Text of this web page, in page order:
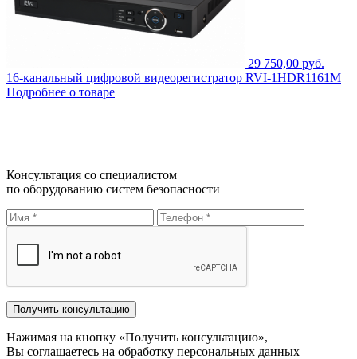
29 750,00 руб.
16-канальный цифровой видеорегистратор RVI-1HDR1161M
Подробнее о товаре
Консультация со специалистом
по оборудованию систем безопасности
Нажимая на кнопку «Получить консультацию»,
Вы соглашаетесь на обработку персональных данных